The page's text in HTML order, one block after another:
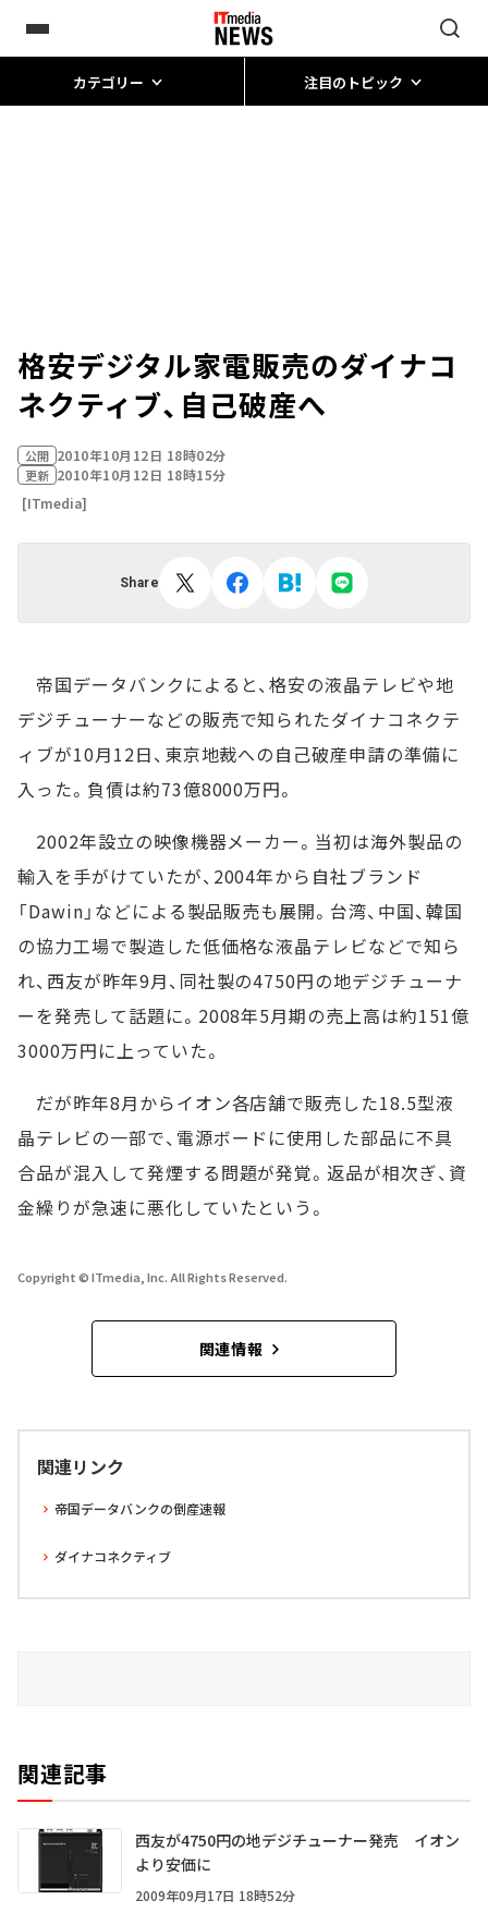
カテゴリー 注目のトピック
格安デジタル家電販売のダイナコ
ネクティブ、自己破産へ
公開 2010年10月12日 18時02分
更新 2010年10月12日 18時15分
[ITmedia]
Share
帝国データバンクによると、格安の液晶テレビや地
デジチューナーなどの販売で知られたダイナコネクテ
ィブが10月12日、東京地裁への自己破産申請の準備に
入った。負債は約73億8000万円。
2002年設立の映像機器メーカー。当初は海外製品の
輸入を手がけていたが、2004年から自社ブランド
「Dawin」などによる製品販売も展開。台湾、中国、韓国
の協力工場で製造した低価格な液晶テレビなどで知ら
れ、西友が昨年9月、同社製の4750円の地デジチューナ
ーを発売して話題に。2008年5月期の売上高は約151億
3000万円に上っていた。
だが昨年8月からイオン各店舗で販売した18.5型液
晶テレビの一部で、電源ボードに使用した部品に不具
合品が混入して発煙する問題が発覚。返品が相次ぎ、資
金繰りが急速に悪化していたという。
Copyright © ITmedia, Inc. All Rights Reserved.
関連情報
関連リンク
帝国データバンクの倒産速報
ダイナコネクティブ
関連記事
西友が4750円の地デジチューナー発売 イオン
より安価に
2009年09月17日 18時52分